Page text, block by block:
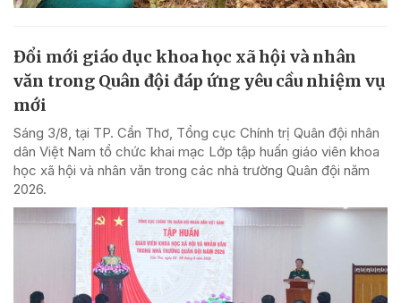
Đổi mới giáo dục khoa học xã hội và nhân
văn trong Quân đội đáp ứng yêu cầu nhiệm vụ
mới
Sáng 3/8, tại TP. Cần Thơ, Tổng cục Chính trị Quân đội nhân
dân Việt Nam tổ chức khai mạc Lớp tập huấn giáo viên khoa
học xã hội và nhân văn trong các nhà trường Quân đội năm
2026.